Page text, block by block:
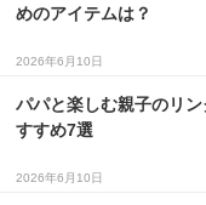
めのアイテムは？
2026年6月10日
パパと楽しむ親子のリ
すすめ7選
2026年6月10日